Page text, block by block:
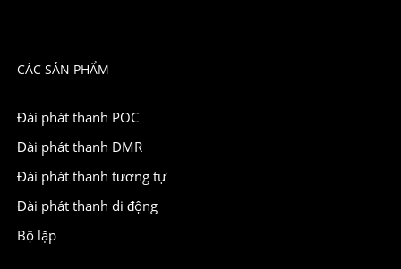
CÁC SẢN PHẨM
Đài phát thanh POC
Đài phát thanh DMR
Đài phát thanh tương tự
Đài phát thanh di động
Bộ lặp